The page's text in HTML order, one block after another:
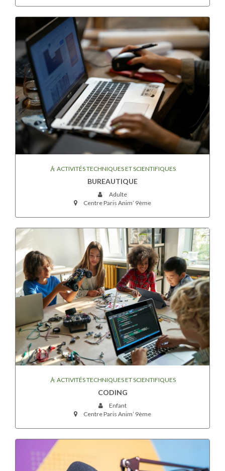
ACTIVITÉS TECHNIQUES ET SCIENTIFIQUES
BUREAUTIQUE
Adulte
Centre Paris Anim’ 9ème
ACTIVITÉS TECHNIQUES ET SCIENTIFIQUES
CODING
Enfant
Centre Paris Anim’ 9ème